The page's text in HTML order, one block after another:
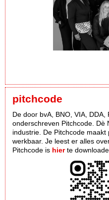
pitchcode
De door bvA, BNO, VIA, DDA,
onderschreven Pitchcode. Dè
industrie. De Pitchcode
werkbaar. Je leest er alles
Pitchcode is hierte